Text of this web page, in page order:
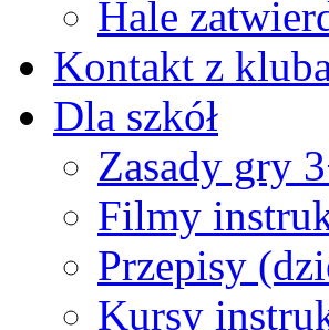
Hale
Kontakt z
Dla szkół
Zasady gry
Filmy
Przepisy
Kursy